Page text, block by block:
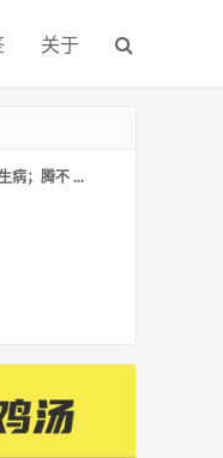
关于
病；腾不 ...